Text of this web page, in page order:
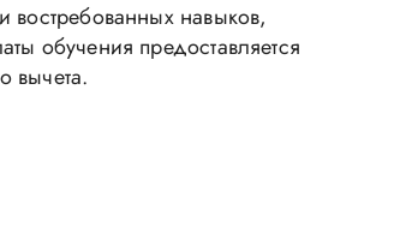
навыков,
обучения предоставляется
вычета.